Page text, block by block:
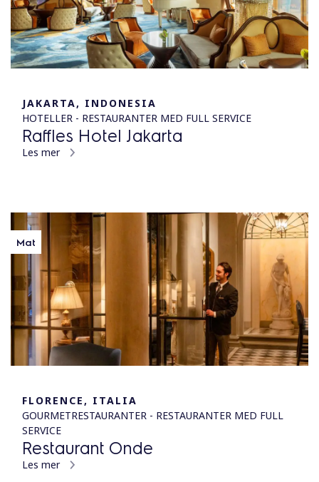
JAKARTA, INDONESIA
HOTELLER - RESTAURANTER MED FULL SERVICE
Raffles Hotel Jakarta
Les mer
Mat
FLORENCE, ITALIA
GOURMETRESTAURANTER - RESTAURANTER MED FULL
SERVICE
Restaurant Onde
Les mer